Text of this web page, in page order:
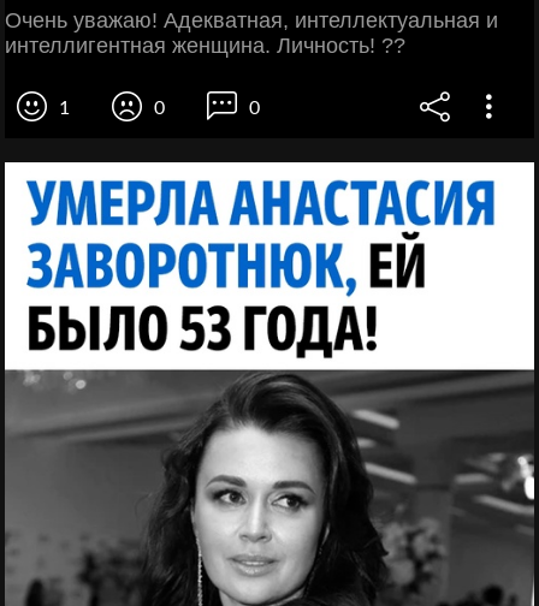
Очень уважаю! Адекватная, интеллектуальная и
интеллигентная женщина. Личность! ??
1 0 0